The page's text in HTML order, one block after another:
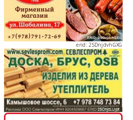
07/08/2026 10:13 4445
erid: 2SDnjdvhGXG
erid: 2SDnjcLUypt